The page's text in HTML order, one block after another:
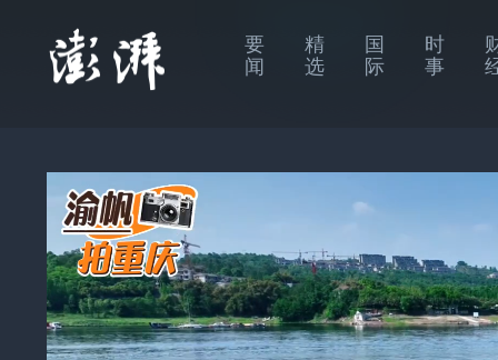
要
闻
精
选
国
际
时
事